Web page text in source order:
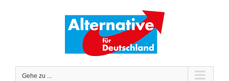
Gehe zu ...